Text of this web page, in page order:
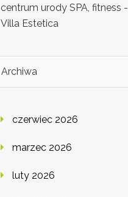
centrum urody SPA, fitness -
Villa Estetica
Archiwa
czerwiec 2026
marzec 2026
luty 2026